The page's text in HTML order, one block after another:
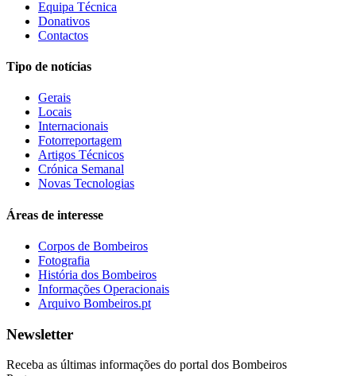
Equipa Técnica
Donativos
Contactos
Tipo de notícias
Gerais
Locais
Internacionais
Fotorreportagem
Artigos Técnicos
Crónica Semanal
Novas Tecnologias
Áreas de interesse
Corpos de Bombeiros
Fotografia
História dos Bombeiros
Informações Operacionais
Arquivo Bombeiros.pt
Newsletter
Receba as últimas informações do portal dos Bombeiros